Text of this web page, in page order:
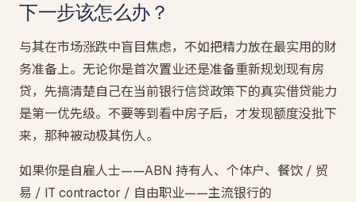
下一步该怎么办？
与其在市场涨跌中盲目焦虑，不如把精力放在最实用的财
务准备上。无论你是首次置业还是准备重新规划现有房
贷，先搞清楚自己在当前银行信贷政策下的真实借贷能力
是第一优先级。不要等到看中房子后，才发现额度没批下
来，那种被动极其伤人。
如果你是自雇人士——ABN 持有人、个体户、餐饮 / 贸
易 / IT contractor / 自由职业——主流银行的